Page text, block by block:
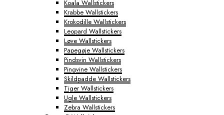
Koala Wallstickers
Krabbe Wallstickers
Krokodille Wallstickers
Leopard Wallstickers
Løve Wallstickers
Papegøje Wallstickers
Pindsvin Wallstickers
Pingvine Wallstickers
Skildpadde Wallstickers
Tiger Wallstickers
Ugle Wallstickers
Zebra Wallstickers